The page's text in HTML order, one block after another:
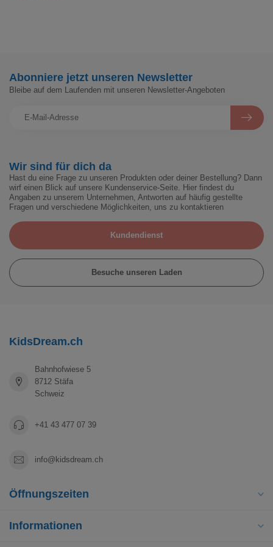
Wir sind für dich da
Hast du eine Frage zu unseren Produkten oder deiner Bestellung? Dann
wirf einen Blick auf unsere Kundenservice-Seite. Hier findest du
Angaben zu unserem Unternehmen, Antworten auf häufig gestellte
Fragen und verschiedene Möglichkeiten, uns zu kontaktieren
Kundendienst
Besuche unseren Laden
Abonniere jetzt unseren Newsletter
Bleibe auf dem Laufenden mit unseren Newsletter-Angeboten
KidsDream.ch
Bahnhofwiese 5
8712 Stäfa
Schweiz
+41 43 477 07 39
info@kidsdream.ch
Öffnungszeiten
Informationen